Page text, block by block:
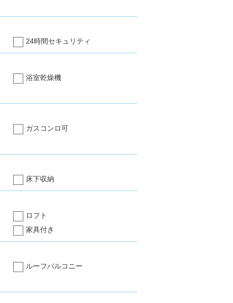
24時間セキュリティ
浴室乾燥機
ガスコンロ可
床下収納
ロフト
家具付き
ルーフバルコニー